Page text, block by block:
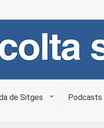
de Sitges Podcasts